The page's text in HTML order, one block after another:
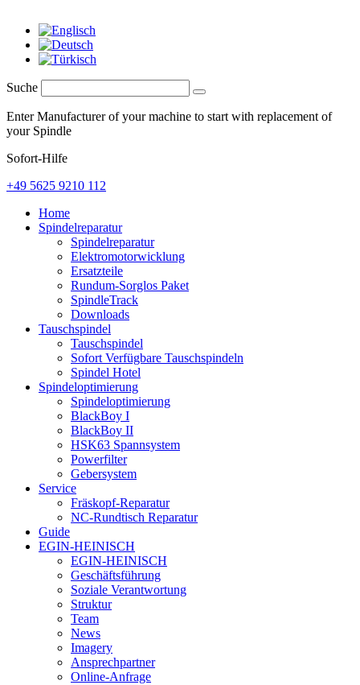
Suche
Enter Manufacturer of your machine to start with replacement of
your Spindle
Sofort-Hilfe
+49 5625 9210 112
Home
Spindelreparatur
Spindelreparatur
Elektromotorwicklung
Ersatzteile
Rundum-Sorglos Paket
SpindleTrack
Downloads
Tauschspindel
Tauschspindel
Sofort Verfügbare Tauschspindeln
Spindel Hotel
Spindeloptimierung
Spindeloptimierung
BlackBoy I
BlackBoy II
HSK63 Spannsystem
Powerfilter
Gebersystem
Service
Fräskopf-Reparatur
NC-Rundtisch Reparatur
Guide
EGIN-HEINISCH
EGIN-HEINISCH
Geschäftsführung
Soziale Verantwortung
Struktur
Team
News
Imagery
Ansprechpartner
Online-Anfrage